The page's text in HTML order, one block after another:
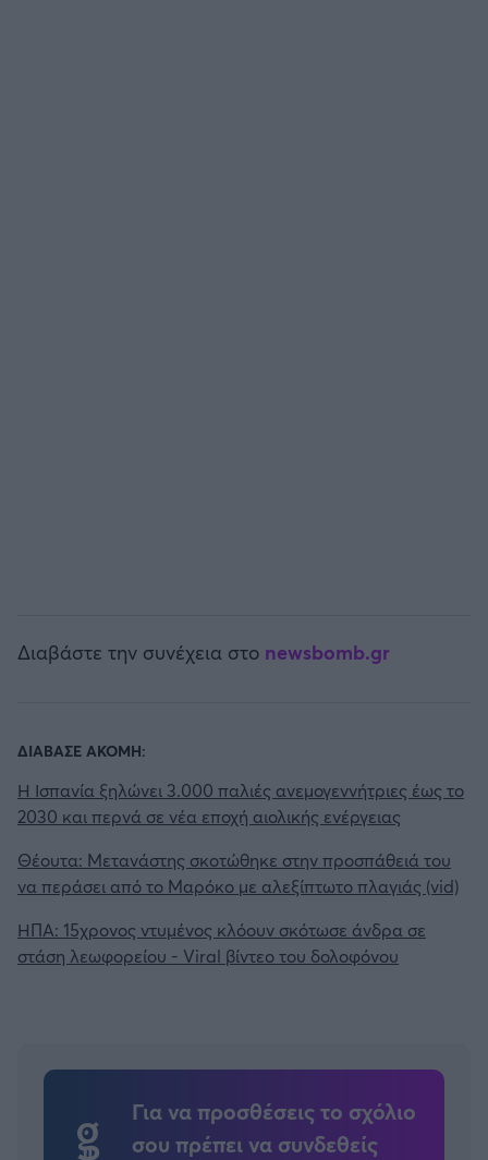
Διαβάστε την συνέχεια στο newsbomb.gr
ΔΙΑΒΑΣΕ ΑΚΟΜΗ:
Η Ισπανία ξηλώνει 3.000 παλιές ανεμογεννήτριες έως το
2030 και περνά σε νέα εποχή αιολικής ενέργειας
Θέουτα: Μετανάστης σκοτώθηκε στην προσπάθειά του
να περάσει από το Μαρόκο με αλεξίπτωτο πλαγιάς (vid)
ΗΠΑ: 15χρονος ντυμένος κλόουν σκότωσε άνδρα σε
στάση λεωφορείου - Viral βίντεο του δολοφόνου
Για να προσθέσεις το σχόλιο
σου πρέπει να συνδεθείς